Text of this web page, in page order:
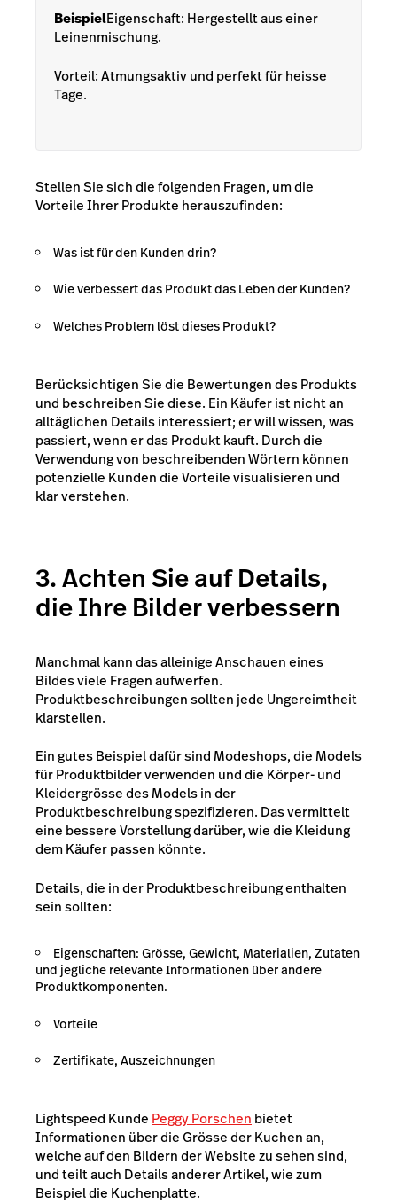
BeispielEigenschaft: Hergestellt aus einer
Leinenmischung.
Vorteil:Atmungsaktiv und perfekt für heisse
Tage.
Stellen Sie sich die folgenden Fragen, um die
Vorteile Ihrer Produkte herauszufinden:
Was ist für den Kunden drin?
Wie verbessert das Produkt das Leben der Kunden?
Welches Problem löst dieses Produkt?
Berücksichtigen Sie die Bewertungendes Produkts
und beschreiben Sie diese. Ein Käufer ist nicht an
alltäglichen Details interessiert; er will wissen, was
passiert, wenn er das Produkt kauft. Durch die
Verwendung von beschreibenden Wörtern können
potenzielle Kunden die Vorteile visualisieren und
klar verstehen.
3. Achten Sie auf Details,
die Ihre Bilder verbessern
Manchmal kann das alleinige Anschauen eines
Bildes viele Fragen aufwerfen.
Produktbeschreibungen sollten jede Ungereimtheit
klarstellen.
Ein gutes Beispiel dafür sind Modeshops, die Models
für Produktbilder verwenden und die Körper- und
Kleidergrösse des Models in der
Produktbeschreibung spezifizieren. Das vermittelt
eine bessere Vorstellung darüber, wie die Kleidung
dem Käufer passen könnte.
Details, die in der Produktbeschreibung enthalten
sein sollten:
Eigenschaften: Grösse, Gewicht, Materialien, Zutaten
und jegliche relevante Informationen über andere
Produktkomponenten.
Vorteile
Zertifikate, Auszeichnungen
Lightspeed Kunde Peggy Porschen bietet
Informationen über die Grösse der Kuchen an,
welche auf den Bildern der Website zu sehen sind,
und teilt auch Details anderer Artikel, wie zum
Beispiel die Kuchenplatte.